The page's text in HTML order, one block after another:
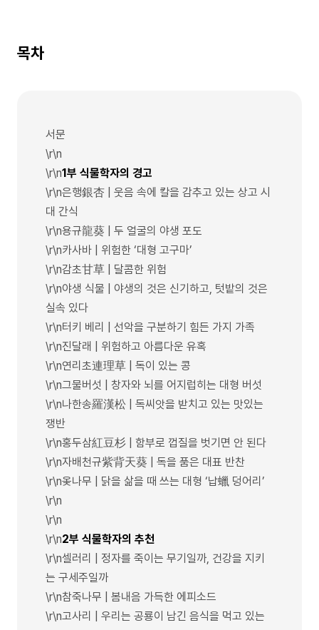
목차
서문
\r\n
\r\n1부 식물학자의 경고
\r\n은행銀杏 | 웃음 속에 칼을 감추고 있는 상고 시
대 간식
\r\n용규龍葵 | 두 얼굴의 야생 포도
\r\n카사바 | 위험한 ‘대형 고구마’
\r\n감초甘草 | 달콤한 위험
\r\n야생 식물 | 야생의 것은 신기하고, 텃밭의 것은
실속 있다
\r\n터키 베리 | 선악을 구분하기 힘든 가지 가족
\r\n진달래 | 위험하고 아름다운 유혹
\r\n연리초連理草 | 독이 있는 콩
\r\n그물버섯 | 창자와 뇌를 어지럽히는 대형 버섯
\r\n나한송羅漢松 | 독씨앗을 받치고 있는 맛있는
쟁반
\r\n홍두삼紅豆杉 | 함부로 껍질을 벗기면 안 된다
\r\n자배천규紫背天葵 | 독을 품은 대표 반찬
\r\n옻나무 | 닭을 삶을 때 쓰는 대형 ‘납蠟 덩어리’
\r\n
\r\n
\r\n2부 식물학자의 추천
\r\n셀러리 | 정자를 죽이는 무기일까, 건강을 지키
는 구세주일까
\r\n참죽나무 | 봄내음 가득한 에피소드
\r\n고사리 | 우리는 공룡이 남긴 음식을 먹고 있는